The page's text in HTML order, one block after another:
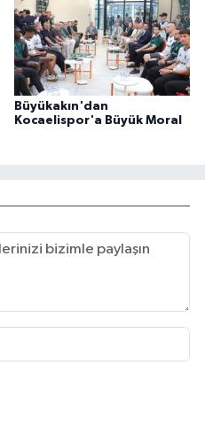
Büyükakın'dan
Kocaelispor'a Büyük Moral